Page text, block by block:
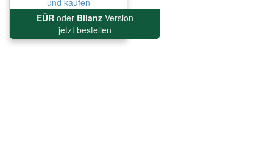
EÜRoder BilanzVersion
jetzt bestellen